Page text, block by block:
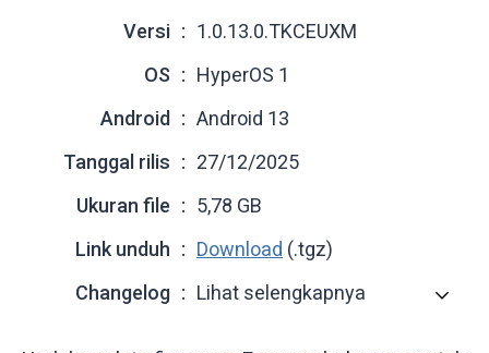
Versi
1.0.13.0.TKCEUXM
OS
HyperOS 1
Android
Android 13
Tanggal rilis
27/12/2025
Ukuran file
5,78 GB
Link unduh
Download (.tgz)
Changelog
Lihat selengkapnya